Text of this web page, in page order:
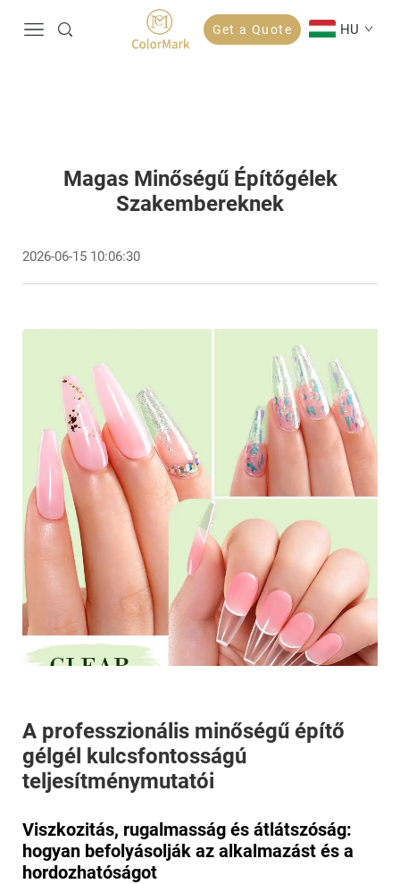
Get a Quote HU
Magas Minőségű Építőgélek
Szakembereknek
2026-06-15 10:06:30
A professzionális minőségű építő
gélgél kulcsfontosságú
teljesítménymutatói
Viszkozitás, rugalmasság és átlátszóság:
hogyan befolyásolják az alkalmazást és a
hordozhatóságot